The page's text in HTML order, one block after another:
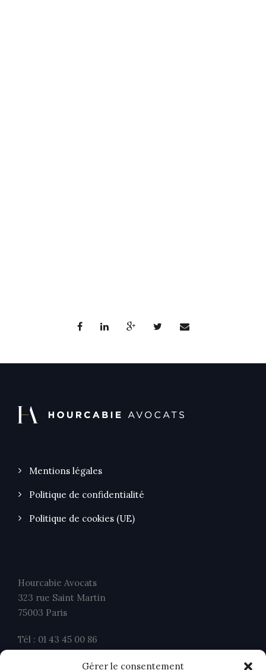
Gérer le consentement
Mentions légales
Politique de confidentialité
Politique de cookies (UE)
Hourcabie Avocats
323 rue Saint Martin
75003 Paris
Tél : 01 43 45 00 86